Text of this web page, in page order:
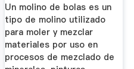
Un molino de bolas es un
tipo de molino utilizado
para moler y mezclar
materiales por uso en
procesos de mezclado de